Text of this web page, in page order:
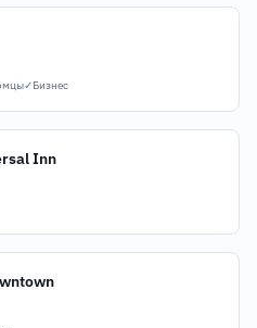
✓Бизнес
Inn